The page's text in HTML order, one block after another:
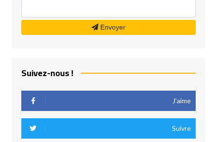
Envoyer
Suivez-nous !
J’aime
Suivre